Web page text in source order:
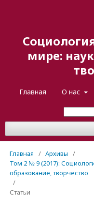
мире:
Главная О нас
Главная / Архивы
/
Том 2 № 9 (2017):
образование, творчество
/
Статьи